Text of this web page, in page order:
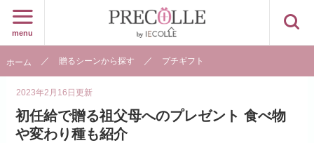
menu
ホーム 贈るシーンから探す プチギフト
2023年2月16日更新
初任給で贈る祖父母へのプレゼント 食べ物
や変わり種も紹介